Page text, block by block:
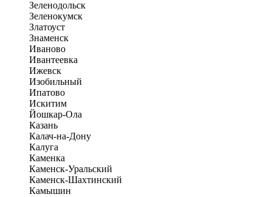
Зеленодольск
Зеленокумск
Златоуст
Знаменск
Иваново
Ивантеевка
Ижевск
Изобильный
Ипатово
Искитим
Йошкар-Ола
Казань
Калач-на-Дону
Калуга
Каменка
Каменск-Уральский
Каменск-Шахтинский
Камышин